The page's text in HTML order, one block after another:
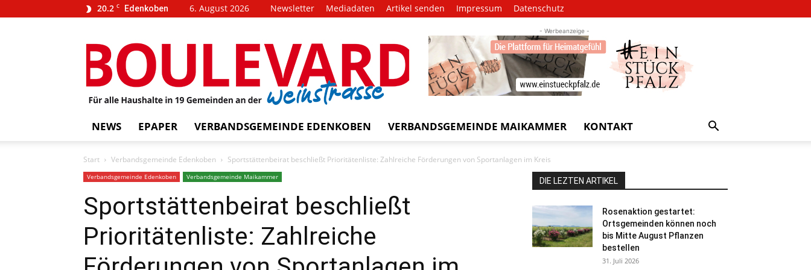
20.2 C Edenkoben 6. August 2026 Newsletter Mediadaten Artikel senden Impressum Datenschutz
BOULEVARD
weinstrasse!
- Werbeanzeige -
NEWS EPAPER VERBANDSGEMEINDE EDENKOBEN VERBANDSGEMEINDE MAIKAMMER KONTAKT
Start Verbandsgemeinde Edenkoben Sportstättenbeirat beschließt Prioritätenliste: Zahlreiche Förderungen von Sportanlagen im Kreis
Verbandsgemeinde Edenkoben Verbandsgemeinde Maikammer
Sportstättenbeirat beschließt
Prioritätenliste: Zahlreiche
DIE LEZTEN ARTIKEL
Rosenaktion gestartet:
Ortsgemeinden können noch
bis Mitte August Pflanzen
bestellen
31. Juli 2026